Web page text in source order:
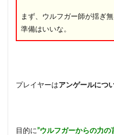
まず、ウルフガー師が揺ぎ
準備はいいな。
プレイヤーはアンゲールにつ
目的に”ウルフガーからの力の